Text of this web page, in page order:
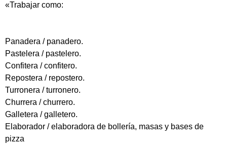
«Trabajar como:
Panadera / panadero.
Pastelera / pastelero.
Confitera / confitero.
Repostera / repostero.
Turronera / turronero.
Churrera / churrero.
Galletera / galletero.
Elaborador / elaboradora de bollería, masas y bases de
pizza